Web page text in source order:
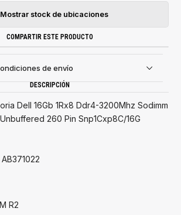
Mostrar stock de ubicaciones
COMPARTIR ESTE PRODUCTO
de envío
DESCRIPCIÓN
Dell 16Gb 1Rx8 Ddr4-3200Mhz Sodimm
260 Pin Snp1Cxp8C/16G
R2